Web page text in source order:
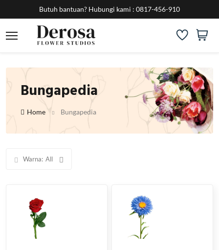
Butuh bantuan? Hubungi kami : 0817-456-910
Bungapedia
Home Bungapedia
Warna: All